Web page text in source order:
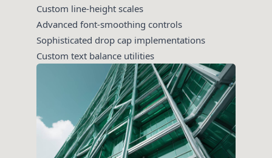
Custom line-height scales
Advanced font-smoothing controls
Sophisticated drop cap implementations
Custom text balance utilities